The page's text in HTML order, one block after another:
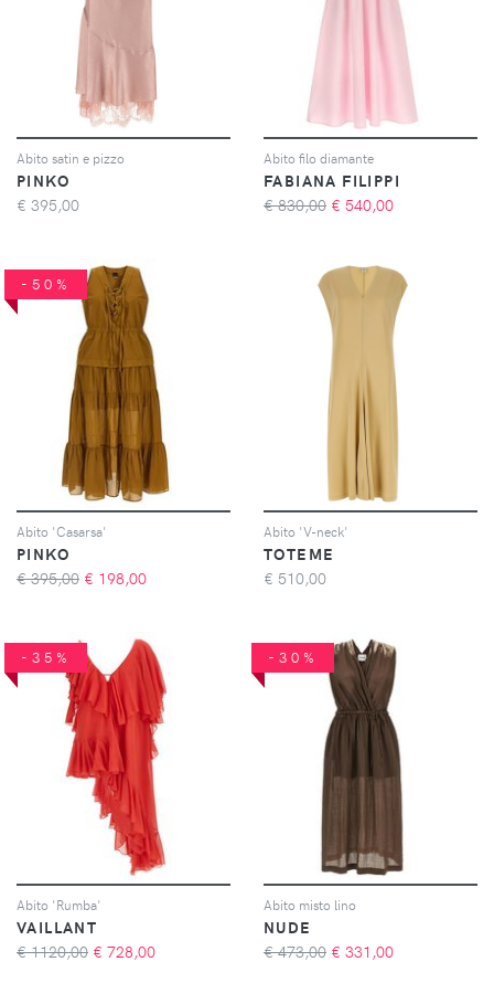
Abito satin e pizzo
PINKO
€ 395,00
Abito filo diamante
FABIANA FILIPPI
€ 830,00 € 540,00
-50%
Abito 'Casarsa'
PINKO
€ 395,00 € 198,00
Abito 'V-neck'
TOTEME
€ 510,00
-35%
Abito 'Rumba'
VAILLANT
€ 1120,00 € 728,00
-30%
Abito misto lino
NUDE
€ 473,00 € 331,00